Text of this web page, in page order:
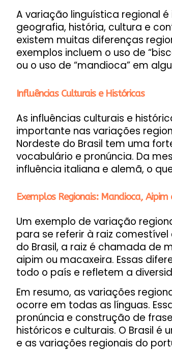
A variação linguística regional
geografia, história, cultura e
existem muitas diferenças
exemplos incluem o uso de
ou o uso de “mandioca” em
Influências Culturais e Históricas
As influências culturais e
importante nas variações
Nordeste do Brasil tem uma
vocabulário e pronúncia. Da
influência italiana e alemã, o
Exemplos Regionais: Mandioca, Aipim
Um exemplo de variação
para se referir à raiz
do Brasil, a raiz é chamada de
aipim ou macaxeira. Essas
todo o país e refletem a
Em resumo, as variações
ocorre em todas as línguas.
pronúncia e construção de
históricos e culturais. O Brasil é
e as variações regionais do